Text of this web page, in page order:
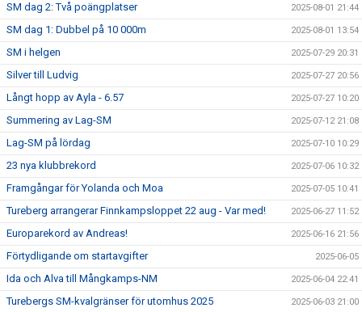
SM dag 2: Två poängplatser 2025-08-01 21:44
SM dag 1: Dubbel på 10 000m 2025-08-01 13:54
SM i helgen 2025-07-29 20:31
Silver till Ludvig 2025-07-27 20:56
Långt hopp av Ayla - 6.57 2025-07-27 10:20
Summering av Lag-SM 2025-07-12 21:08
Lag-SM på lördag 2025-07-10 10:29
23 nya klubbrekord 2025-07-06 10:32
Framgångar för Yolanda och Moa 2025-07-05 10:41
Tureberg arrangerar Finnkampsloppet 22 aug - Var med! 2025-06-27 11:52
Europarekord av Andreas! 2025-06-16 21:56
Förtydligande om startavgifter 2025-06-05
Ida och Alva till Mångkamps-NM 2025-06-04 22:41
Turebergs SM-kvalgränser för utomhus 2025 2025-06-03 21:00